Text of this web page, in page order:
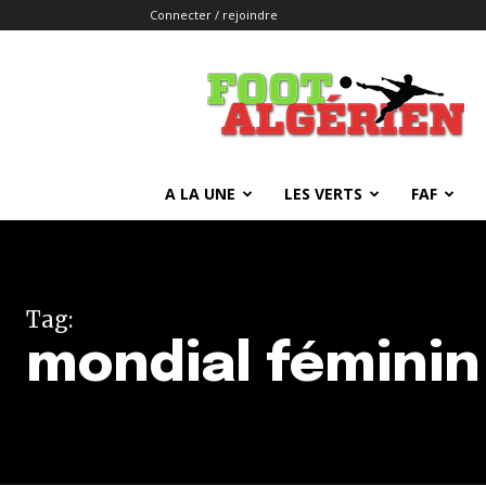
Connecter / rejoindre
FOOTALGERIEN
A LA UNE LES VERTS FAF
Tag:
mondial féminin